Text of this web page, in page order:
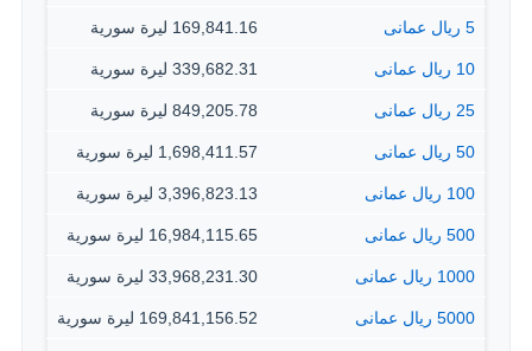
5 ريال عمانى 169,841.16 ليرة سورية
10 ريال عمانى 339,682.31 ليرة سورية
25 ريال عمانى 849,205.78 ليرة سورية
50 ريال عمانى 1,698,411.57 ليرة سورية
100 ريال عمانى 3,396,823.13 ليرة سورية
500 ريال عمانى 16,984,115.65 ليرة سورية
1000 ريال عمانى 33,968,231.30 ليرة سورية
5000 ريال عمانى 169,841,156.52 ليرة سورية